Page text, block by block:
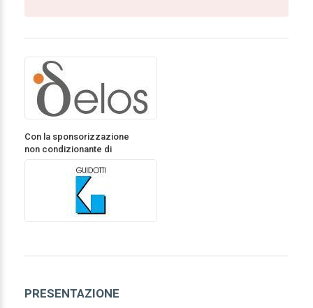
Con la sponsorizzazione
non condizionante di
PRESENTAZIONE